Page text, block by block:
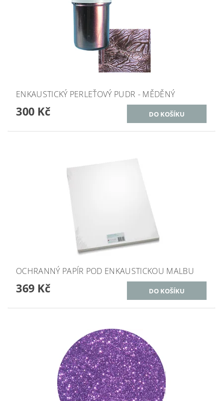
ENKAUSTICKÝ PERLEŤOVÝ PUDR - MĚDĚNÝ
300 Kč
OCHRANNÝ PAPÍR POD ENKAUSTICKOU MALBU
369 Kč